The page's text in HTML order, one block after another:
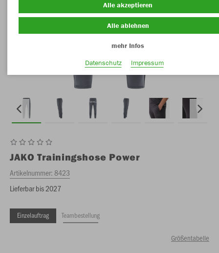
JAKO Trainingshose Power
Artikelnummer:8423
Lieferbar bis 2027
Einzelauftrag Teambestellung
Größentabelle
Alle akzeptieren
Alle ablehnen
mehr Infos
Datenschutz
Impressum